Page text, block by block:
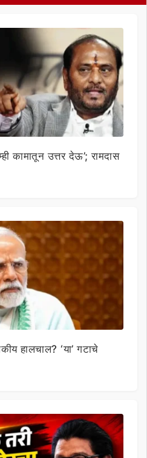
कामातून उत्तर देऊ’; रामदास
हालचाल? ‘या’ गटाचे